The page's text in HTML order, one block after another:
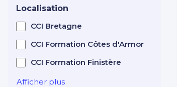
Formation de formateur
Horlogerie
Hôtellerie Restauration
transaction, syndic
Localisation
CCI Bretagne
CCI Formation Côtes d'Armor
CCI Formation Finistère
Afficher plus